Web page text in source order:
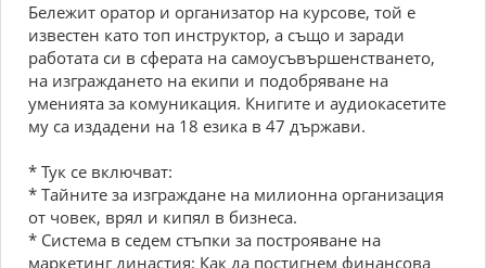
Бележит оратор и организатор на курсове, той е
известен като топ инструктор, а също и заради
работата си в сферата на самоусъвършенстването,
на изграждането на екипи и подобряване на
уменията за комуникация. Книгите и аудиокасетите
му са издадени на 18 езика в 47 държави.
* Тук се включват:
* Тайните за изграждане на милионна организация
от човек, врял и кипял в бизнеса.
* Система в седем стъпки за построяване на
маркетинг династия: Как да постигнем финансова